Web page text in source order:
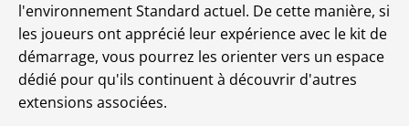
l'environnement Standard actuel. De cette manière, si
les joueurs ont apprécié leur expérience avec le kit de
démarrage, vous pourrez les orienter vers un espace
dédié pour qu'ils continuent à découvrir d'autres
extensions associées.